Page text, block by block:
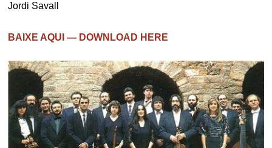
Jordi Savall
BAIXE AQUI — DOWNLOAD HERE